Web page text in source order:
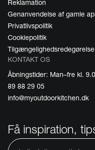
Reklamation
Genanvendelse af gamle
Privatlivspolitik
Cookiepolitik
Tilgængelighedsredegørelse
KONTAKT OS
Åbningstider: Man–fre kl.
89 88 29 05
info@myoutdoorkitchen.dk
Få inspiration,